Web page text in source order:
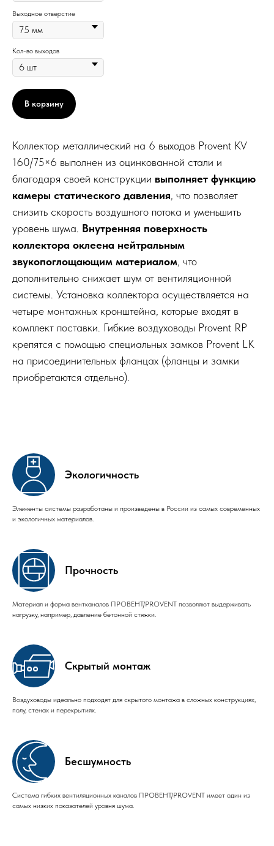
Выходное отверстие
Кол-во выходов
В корзину
Коллектор металлический на 6 выходов Provent KV
160/75×6 выполнен из оцинкованной стали и
благодаря своей конструкции выполняет функцию
камеры статического давления, что позволяет
снизить скорость воздушного потока и уменьшить
уровень шума. Внутренняя поверхность
коллектора оклеена нейтральным
звукопоглощающим материалом, что
дополнительно снижает шум от вентиляционной
системы. Установка коллектора осуществляется на
четыре монтажных кронштейна, которые входят в
комплект поставки. Гибкие воздуховоды Provent RP
крепятся с помощью специальных замков Provent LK
на присоединительных фланцах (фланцы и замки
приобретаются отдельно).
Экологичность
Элементы системы разработаны и произведены в России из самых современных
и экологичных материалов.
Прочность
Материал и форма вентканалов ПРОВЕНТ/PROVENT позволяют выдерживать
нагрузку, например, давление бетонной стяжки.
Скрытый монтаж
Воздуховоды идеально подходят для скрытого монтажа в сложных конструкциях,
полу, стенах и перекрытиях.
Бесшумность
Система гибких вентиляционных каналов ПРОВЕНТ/PROVENT имеет один из
самых низких показателей уровня шума.